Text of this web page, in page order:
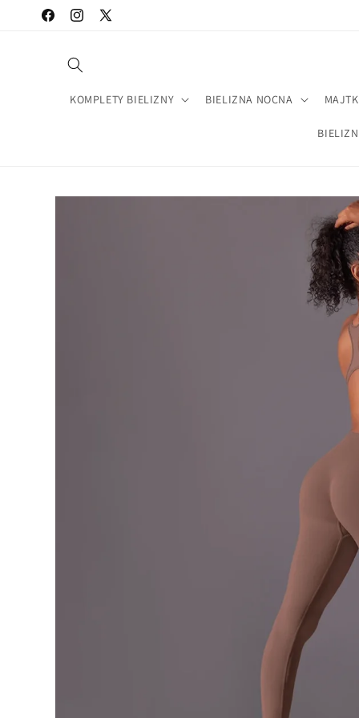
Przejdź
do treści
FacebookInstagram
X
KOMPLETY BIELIZNY BIELIZNA NOCNA